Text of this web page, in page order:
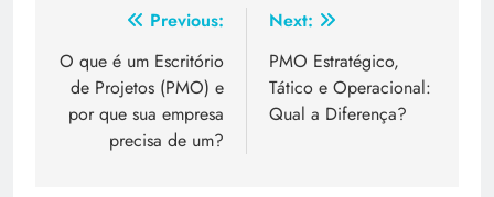
Previous:
O que é um Escritório
de Projetos (PMO) e
por que sua empresa
precisa de um?
Next:
PMO Estratégico,
Tático e Operacional:
Qual a Diferença?